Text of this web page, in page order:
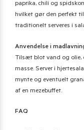
paprika, chili og
hvilket gør den perfekt
traditionelt serveres i
Anvendelse i
Tilsæt blot vand og
masse. Server i
mynte og eventuelt
af en mezebuffet.
FAQ